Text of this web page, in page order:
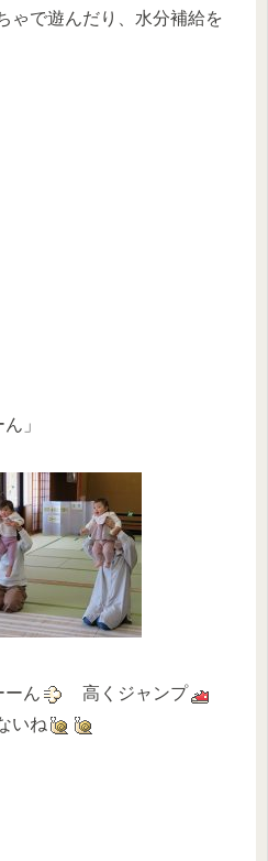
ゃで遊んだり、水分補給を
」
ーん
高くジャンプ
いね